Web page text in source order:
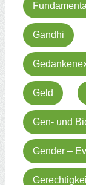
Gandhi
Geld
Gen- und
Gender –